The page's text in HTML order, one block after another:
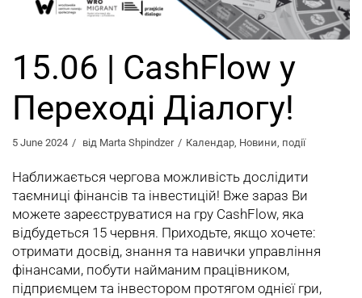
15.06 | CashFlow у
Переході Діалогу!
5 June 2024 від Marta Shpindzer Календар, Новини, події
Наближається чергова можливість дослідити
таємниці фінансів та інвестицій! Вже зараз Ви
можете зареєструватися на гру CashFlow, яка
відбудеться 15 червня. Приходьте, якщо хочете:
отримати досвід, знання та навички управління
фінансами, побути найманим працівником,
підприємцем та інвестором протягом однієї гри,